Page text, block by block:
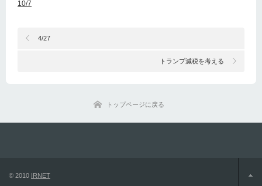
10/7
4/27
トランプ減税を考える
トップページに戻る
© 2010 IRNET